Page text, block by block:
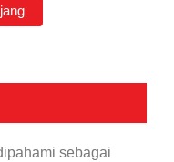
sebagai